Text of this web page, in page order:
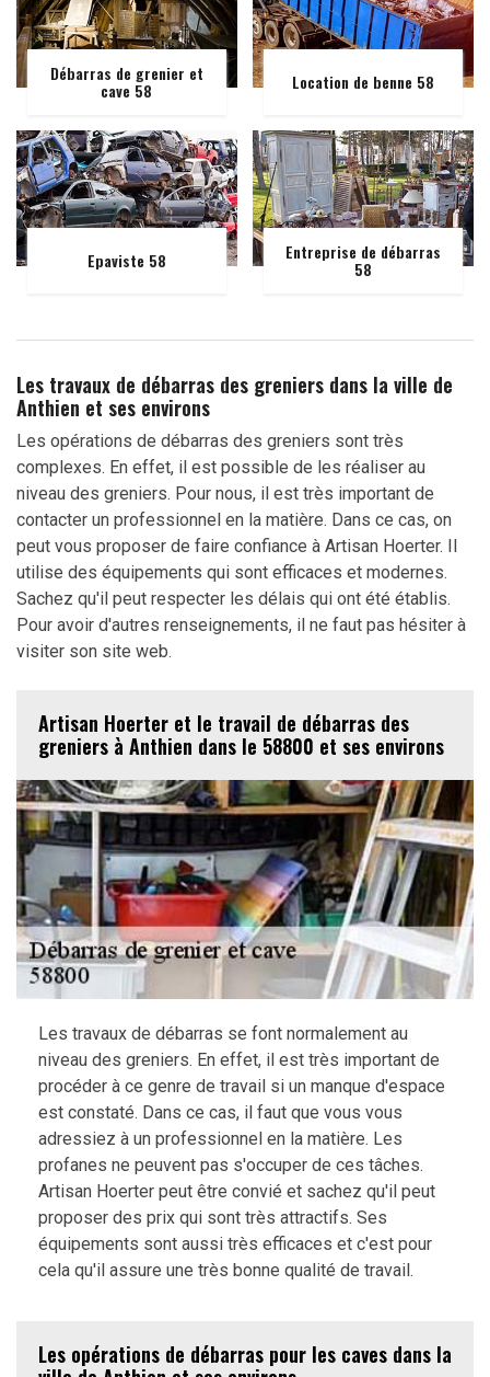
Débarras de grenier et
cave 58 Location de benne 58
Epaviste 58 Entreprise de débarras
58
Les travaux de débarras des greniers dans la ville de
Anthien et ses environs
Les opérations de débarras des greniers sont très
complexes. En effet, il est possible de les réaliser au
niveau des greniers. Pour nous, il est très important de
contacter un professionnel en la matière. Dans ce cas, on
peut vous proposer de faire confiance à Artisan Hoerter. Il
utilise des équipements qui sont efficaces et modernes.
Sachez qu'il peut respecter les délais qui ont été établis.
Pour avoir d'autres renseignements, il ne faut pas hésiter à
visiter son site web.
Artisan Hoerter et le travail de débarras des
greniers à Anthien dans le 58800 et ses environs
Les travaux de débarras se font normalement au
niveau des greniers. En effet, il est très important de
procéder à ce genre de travail si un manque d'espace
est constaté. Dans ce cas, il faut que vous vous
adressiez à un professionnel en la matière. Les
profanes ne peuvent pas s'occuper de ces tâches.
Artisan Hoerter peut être convié et sachez qu'il peut
proposer des prix qui sont très attractifs. Ses
équipements sont aussi très efficaces et c'est pour
cela qu'il assure une très bonne qualité de travail.
Les opérations de débarras pour les caves dans la